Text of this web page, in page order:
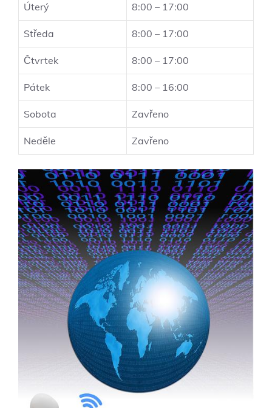
Úterý 8:00 – 17:00
Středa 8:00 – 17:00
Čtvrtek 8:00 – 17:00
Pátek 8:00 – 16:00
Sobota Zavřeno
Neděle Zavřeno